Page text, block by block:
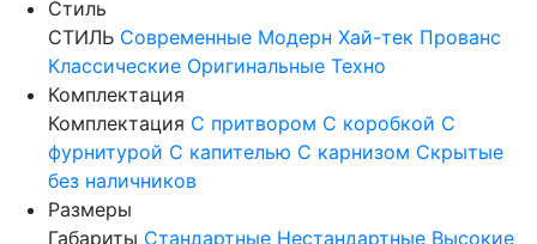
Стиль
СТИЛЬ Современные Модерн Хай-тек Прованс
Классические Оригинальные Техно
Комплектация
Комплектация С притвором С коробкой С
фурнитурой С капителью С карнизом Скрытые
без наличников
Размеры
Габариты Стандартные Нестандартные Высокие